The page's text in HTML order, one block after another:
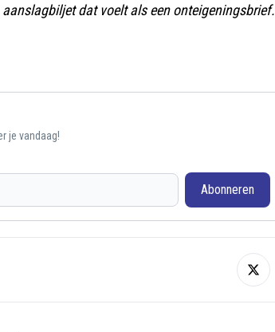
dat voelt als een onteigeningsbrief.
je vandaag!
Abonneren